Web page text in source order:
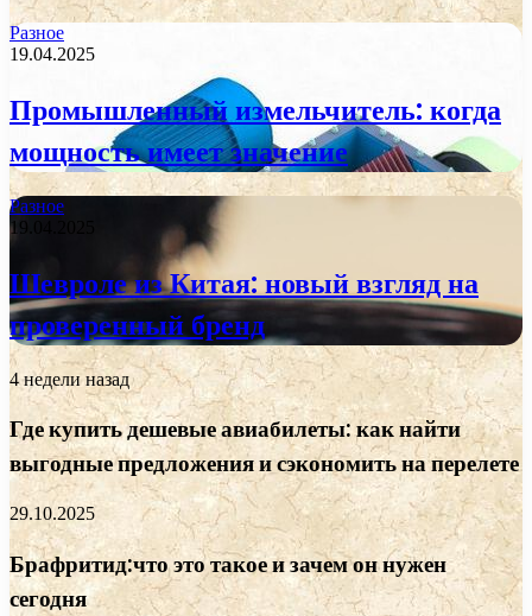
Разное
19.04.2025
Промышленный измельчитель: когда
мощность имеет значение
Разное
19.04.2025
Шевроле из Китая: новый взгляд на
проверенный бренд
4 недели назад
Где купить дешевые авиабилеты: как найти
выгодные предложения и сэкономить на перелете
29.10.2025
Брафритид:что это такое и зачем он нужен
сегодня